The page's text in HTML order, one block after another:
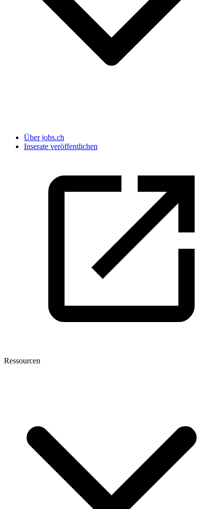
Über jobs.ch
Inserate veröffentlichen
Ressourcen